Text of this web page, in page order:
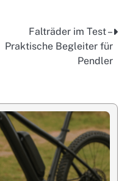
Falträder im Test –
Praktische Begleiter für
Pendler